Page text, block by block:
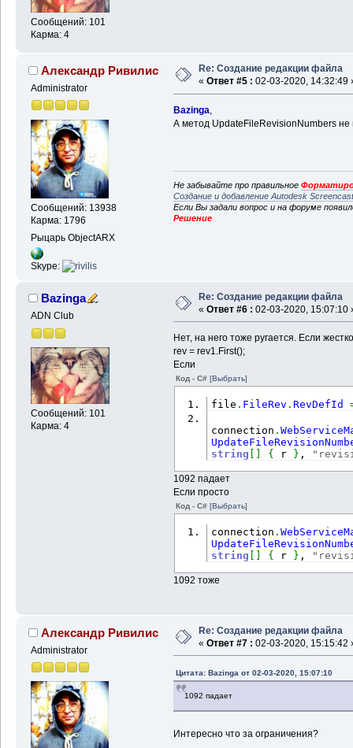
Сообщений: 101
Карма: 4
Александр Ривилис
Administrator
Сообщений: 13938
Карма: 1796
Рыцарь ObjectARX
Skype:
Re: Создание редакции файла
« Ответ #5 : 02-03-2020, 14:32:49
Bazinga,
А метод UpdateFileRevisionNumbers
Не забывайте про правильное
Создание и добавление Autodesk
Если Вы задали вопрос и на форуме
Решение
Bazinga
ADN Club
Сообщений: 101
Карма: 4
Re: Создание редакции файла
« Ответ #6 : 02-03-2020, 15:07:10
Нет, на него тоже ругается. Если
rev = rev1.First();
Если
Код - C# [Выбрать]
file . FileRev .RevDefId
connection .
string
{ r } ,
1092 падает
Если просто
Код - C# [Выбрать]
connection .
string
{ r } ,
1092 тоже
Александр Ривилис
Administrator
Re: Создание редакции файла
« Ответ #7 : 02-03-2020, 15:15:42
Цитата: Bazinga от 02-03-2020, 15:07:10
1092 падает
Интересно что за ограничения?